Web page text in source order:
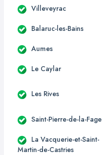
Villeveyrac
Balaruc-les-Bains
Aumes
Le Caylar
Les Rives
Saint-Pierre-de-la-Fage
La Vacquerie-et-Saint-
Martin-de-Castries